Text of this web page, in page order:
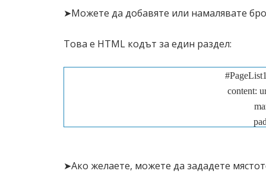
url(https://blogger.googleusercontent.com/img/b/
➤Можете да добавяте или намалявате
Това е HTML кодът за един раздел:
content:
➤Ако желаете, можете да зададете